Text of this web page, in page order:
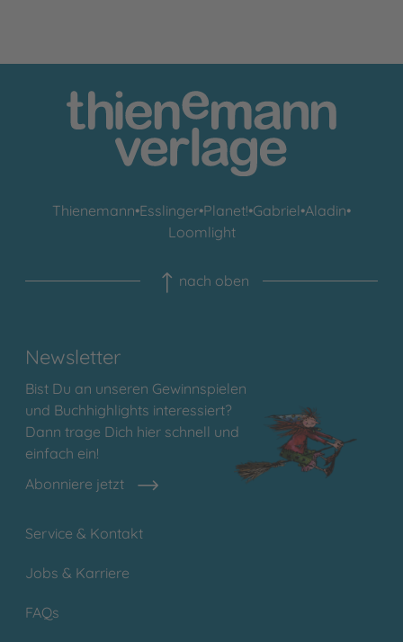
Thienemann•Esslinger•Planet!•Gabriel•Aladin•
Loomlight
nach oben
Newsletter
Bist Du an unseren Gewinnspielen
und Buchhighlights interessiert?
Dann trage Dich hier schnell und
einfach ein!
Abonniere jetzt
Service & Kontakt
Jobs & Karriere
FAQs